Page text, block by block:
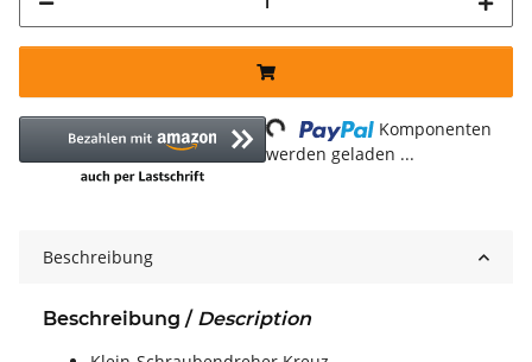
Loading...
Komponenten
werden geladen ...
Beschreibung
Beschreibung / Description